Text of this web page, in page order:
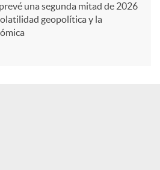
una segunda mitad de 2026
geopolítica y la